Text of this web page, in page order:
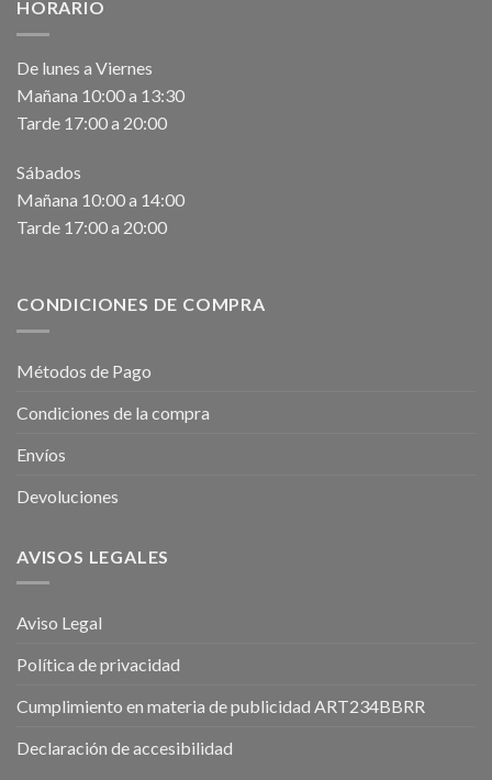
HORARIO
De lunes a Viernes
Mañana 10:00 a 13:30
Tarde 17:00 a 20:00
Sábados
Mañana 10:00 a 14:00
Tarde 17:00 a 20:00
CONDICIONES DE COMPRA
Métodos de Pago
Condiciones de la compra
Envíos
Devoluciones
AVISOS LEGALES
Aviso Legal
Política de privacidad
Cumplimiento en materia de publicidad ART234BBRR
Declaración de accesibilidad